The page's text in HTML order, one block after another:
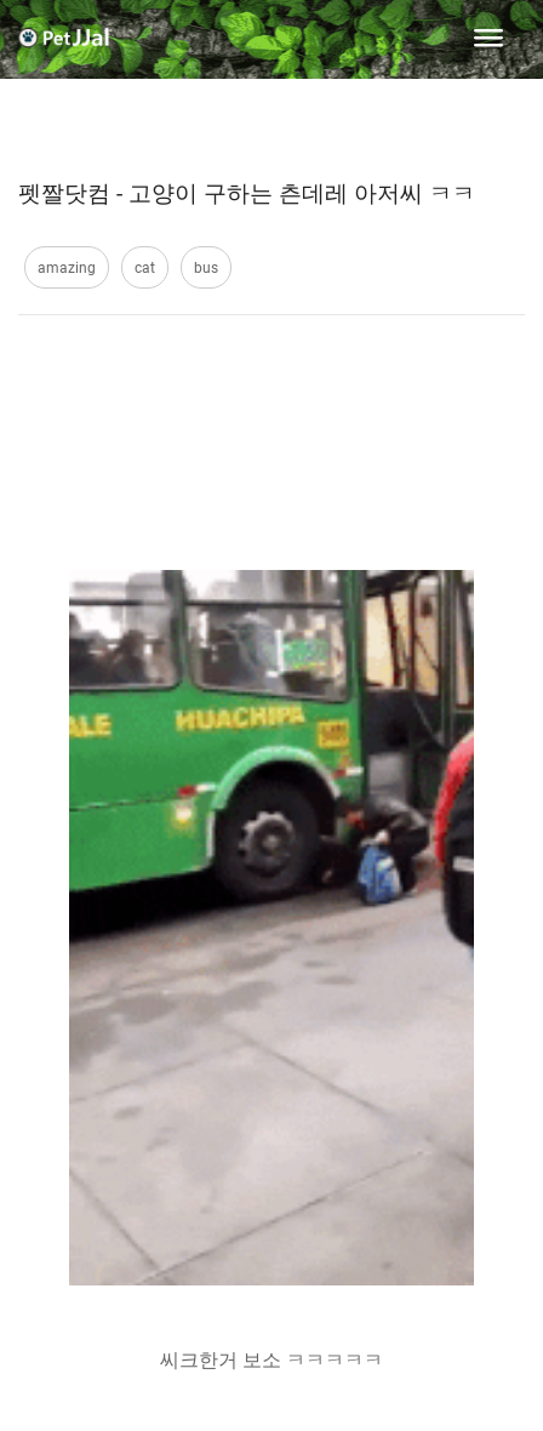
펫짤닷컴 - 고양이 구하는 츤데레 아저씨 ㅋㅋ
amazing cat bus
씨크한거 보소 ㅋㅋㅋㅋㅋ